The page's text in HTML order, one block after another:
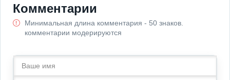
Комментарии
Минимальная длина комментария - 50 знаков.
комментарии модерируются